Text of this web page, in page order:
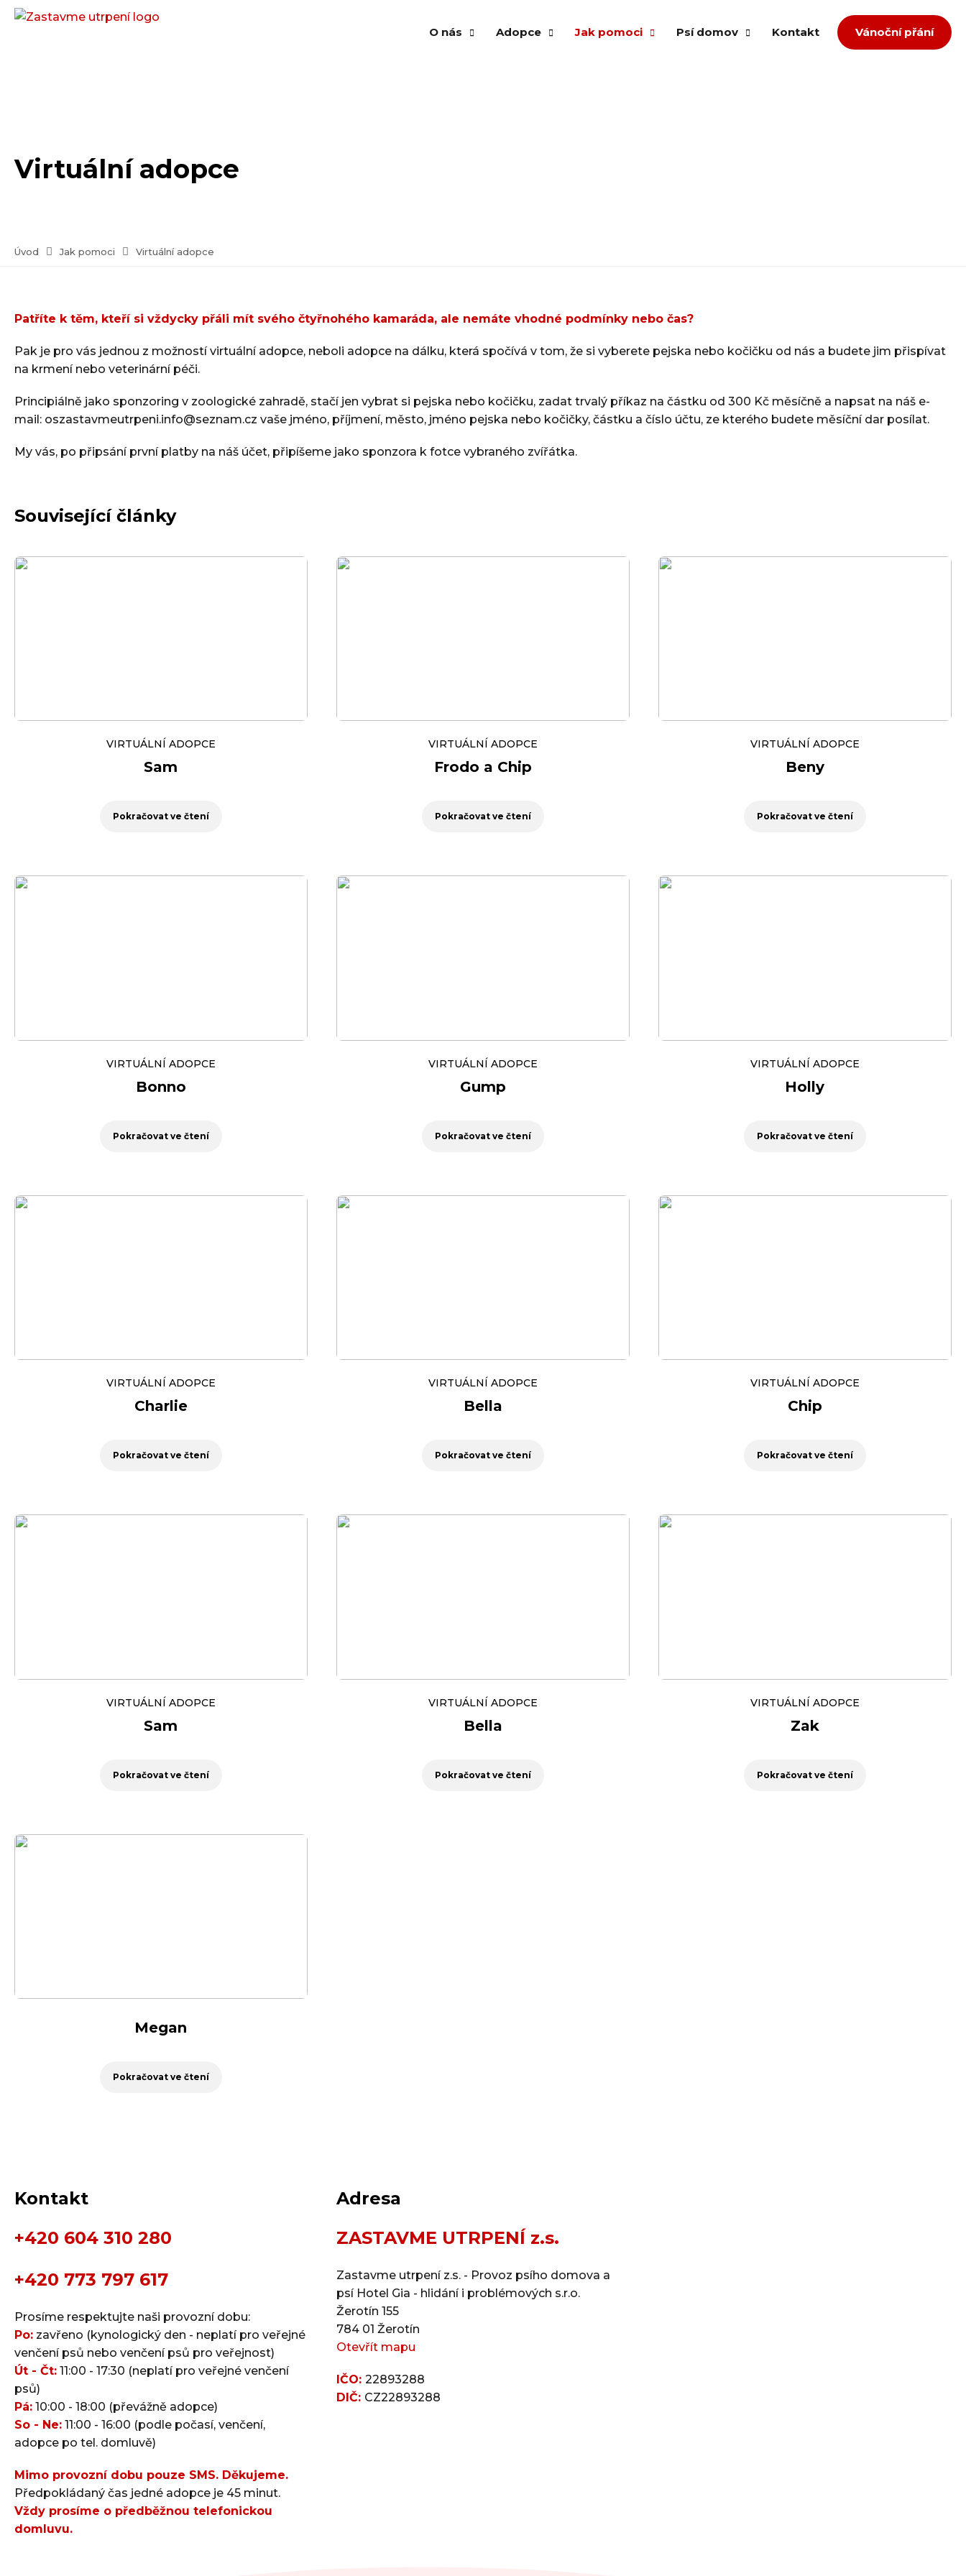
O nás Adopce Jak pomoci
Co dělat když?
Psí domov Kontakt Vánoční přání
Virtuální adopce
Úvod Jak pomoci Virtuální adopce
Patříte k těm, kteří si vždycky přáli mít svého čtyřnohého kamaráda, ale nemáte vhodné podmínky nebo čas?
Pak je pro vás jednou z možností virtuální adopce, neboli adopce na dálku, která spočívá v tom, že si vyberete pejska nebo kočičku od nás a budete jim přispívat
na krmení nebo veterinární péči.
Principiálně jako sponzoring v zoologické zahradě, stačí jen vybrat si pejska nebo kočičku, zadat trvalý příkaz na částku od 300 Kč měsíčně a napsat na náš e-
mail: oszastavmeutrpeni.info@seznam.cz vaše jméno, příjmení, město, jméno pejska nebo kočičky, částku a číslo účtu, ze kterého budete měsíční dar posílat.
My vás, po připsání první platby na náš účet, připíšeme jako sponzora k fotce vybraného zvířátka.
Související články
VIRTUÁLNÍ ADOPCE
Sam
Pokračovat ve čtení
VIRTUÁLNÍ ADOPCE
Frodo a Chip
Pokračovat ve čtení
VIRTUÁLNÍ ADOPCE
Beny
Pokračovat ve čtení
VIRTUÁLNÍ ADOPCE
Bonno
Pokračovat ve čtení
VIRTUÁLNÍ ADOPCE
Gump
Pokračovat ve čtení
VIRTUÁLNÍ ADOPCE
Holly
Pokračovat ve čtení
VIRTUÁLNÍ ADOPCE
Charlie
Pokračovat ve čtení
VIRTUÁLNÍ ADOPCE
Bella
Pokračovat ve čtení
VIRTUÁLNÍ ADOPCE
Chip
Pokračovat ve čtení
VIRTUÁLNÍ ADOPCE
Sam
Pokračovat ve čtení
VIRTUÁLNÍ ADOPCE
Bella
Pokračovat ve čtení
VIRTUÁLNÍ ADOPCE
Zak
Pokračovat ve čtení
Megan
Pokračovat ve čtení
Kontakt
+420 604 310 280
+420 773 797 617
Prosíme respektujte naši provozní dobu:
Po: zavřeno (kynologický den - neplatí pro veřejné
venčení psů nebo venčení psů pro veřejnost)
Út - Čt: 11:00 - 17:30 (neplatí pro veřejné venčení
psů)
Pá: 10:00 - 18:00 (převážně adopce)
So - Ne: 11:00 - 16:00 (podle počasí, venčení,
adopce po tel. domluvě)
Mimo provozní dobu pouze SMS. Děkujeme.
Předpokládaný čas jedné adopce je 45 minut.
Vždy prosíme o předběžnou telefonickou
domluvu.
Adresa
ZASTAVME UTRPENÍ z.s.
Zastavme utrpení z.s. - Provoz psího domova a
psí Hotel Gia - hlidání i problémových s.r.o.
Žerotín 155
784 01 Žerotín
Otevřít mapu
IČO: 22893288
DIČ: CZ22893288